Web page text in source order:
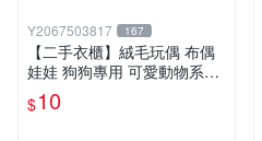
Y2067503817 167
【二手衣櫃】絨毛玩偶 布偶
娃娃 狗狗專用 可愛動物系列
耐咬耐磨玩具 玩偶 粉紅熊寵
物玩具 1120929
$10